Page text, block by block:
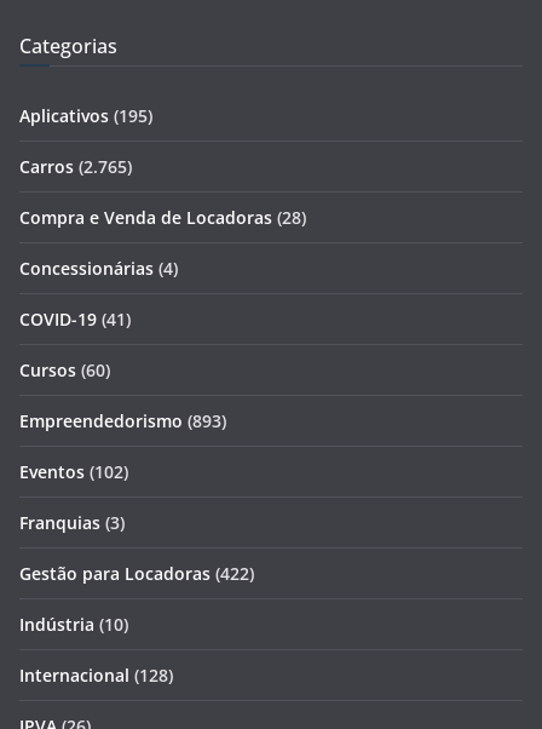
Categorias
Aplicativos (195)
Carros (2.765)
Compra e Venda de Locadoras (28)
Concessionárias (4)
COVID-19 (41)
Cursos (60)
Empreendedorismo (893)
Eventos (102)
Franquias (3)
Gestão para Locadoras (422)
Indústria (10)
Internacional (128)